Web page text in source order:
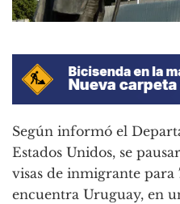
Según informó el
Estados Unidos, se
visas de inmigrante para
encuentra Uruguay, en